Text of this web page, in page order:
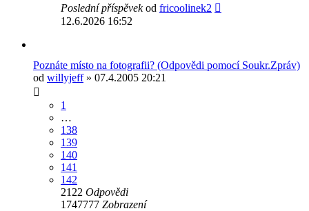
Poslední příspěvekod fricoolinek2
12.6.2026 16:52
Poznáte místo na fotografii? (Odpovědi pomocí Soukr.Zpráv)
od willyjeff» 07.4.2005 20:21
1
…
138
139
140
141
142
2122 Odpovědi
1747777 Zobrazení